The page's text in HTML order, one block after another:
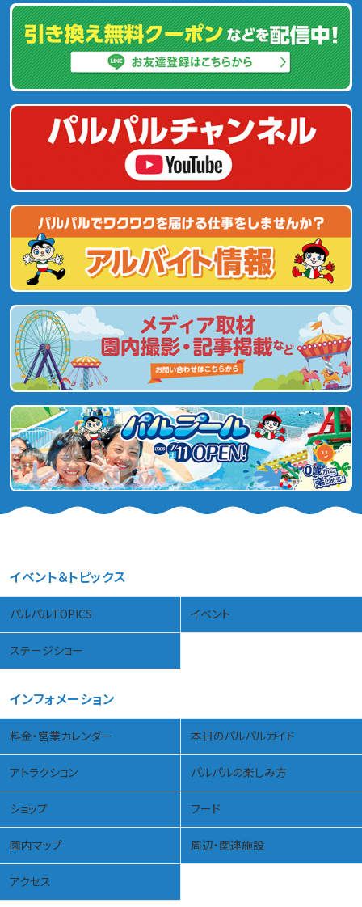
イベント＆トピックス
パルパルTOPICS イベント
ステージショー
インフォメーション
料金・営業カレンダー 本日のパルパルガイド
アトラクション パルパルの楽しみ方
ショップ フード
園内マップ 周辺・関連施設
アクセス